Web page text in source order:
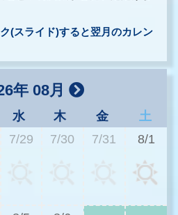
(スライド)すると翌月のカレン
年 08月
水 木 金
土
7/29 7/30 7/31 8/1